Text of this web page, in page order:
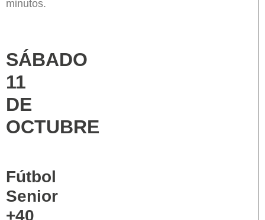
minutos.
SÁBADO
11
DE
OCTUBRE
Fútbol
Senior
+40